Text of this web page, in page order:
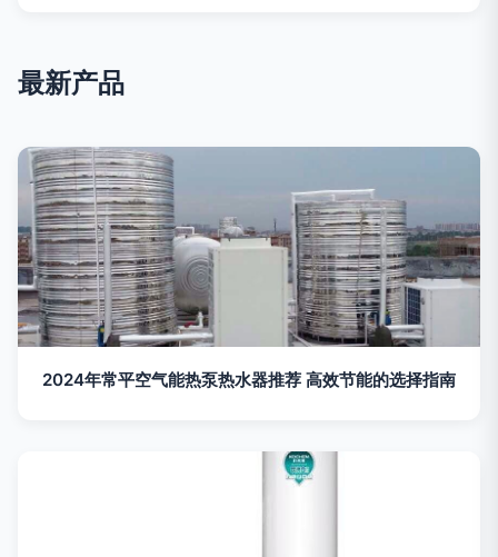
最新产品
2024年常平空气能热泵热水器推荐 高效节能的选择指南